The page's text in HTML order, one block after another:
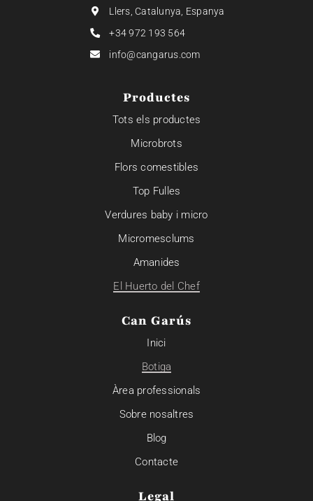
Llers, Catalunya, Espanya
+34 972 193 564
info@cangarus.com
Productes
Tots els productes
Microbrots
Flors comestibles
Top Fulles
Verdures baby i micro
Micromesclums
Amanides
El Huerto del Chef
Can Garús
Inici
Botiga
Àrea professionals
Sobre nosaltres
Blog
Contacte
Legal